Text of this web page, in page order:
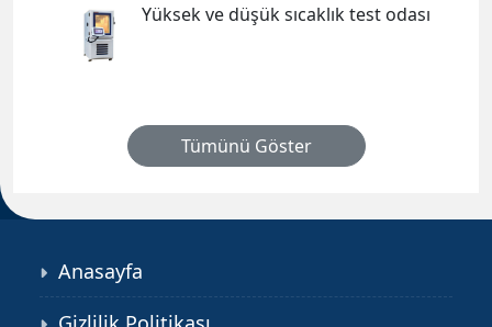
Yüksek ve düşük sıcaklık test odası
Tümünü Göster
Anasayfa